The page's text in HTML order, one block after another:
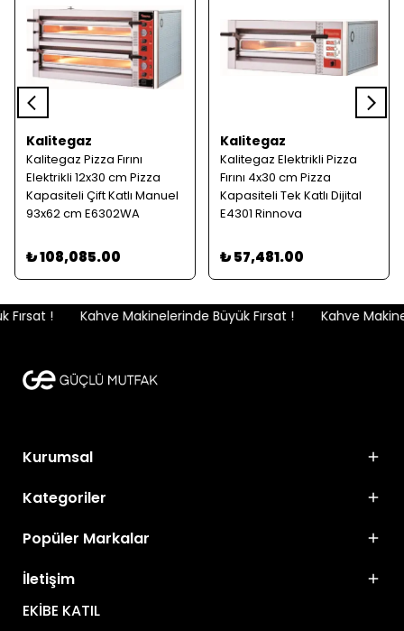
Kalitegaz
Kalitegaz Pizza Fırını
Elektrikli 12x30 cm Pizza
Kapasiteli Çift Katlı Manuel
93x62 cm E6302WA
₺ 108,085.00
Kalitegaz
Kalitegaz Elektrikli Pizza
Fırını 4x30 cm Pizza
Kapasiteli Tek Katlı Dijital
E4301 Rinnova
₺ 57,481.00
! Kahve Makinelerinde Büyük Fırsat ! Kahve
Kurumsal
Kategoriler
Popüler Markalar
İletişim
EKİBE KATIL